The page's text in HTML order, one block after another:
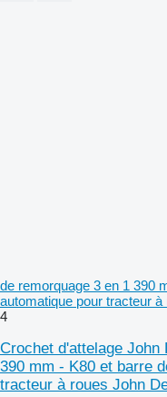
de remorquage 3 en 1 390
automatique pour tracteur
4
Crochet d'attelage John
390 mm - K80 et barre
tracteur à roues John